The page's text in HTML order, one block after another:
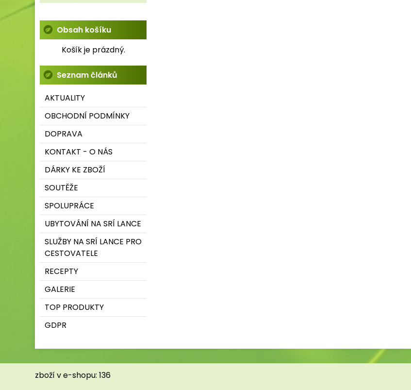
Obsah košíku
Košík je prázdný.
Seznam článků
AKTUALITY
OBCHODNÍ PODMÍNKY
DOPRAVA
KONTAKT - O NÁS
DÁRKY KE ZBOŽÍ
SOUTĚŽE
SPOLUPRÁCE
UBYTOVÁNÍ NA SRÍ LANCE
SLUŽBY NA SRÍ LANCE PRO
CESTOVATELE
RECEPTY
GALERIE
TOP PRODUKTY
GDPR
zboží v e-shopu: 136